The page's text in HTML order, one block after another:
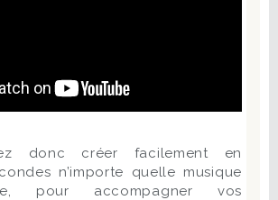
donc créer facilement en
n’importe quelle musique
pour accompagner vos